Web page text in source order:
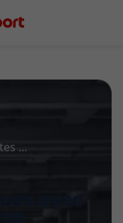
Les taxis touristiques avec visites guidées : une expérience inédite